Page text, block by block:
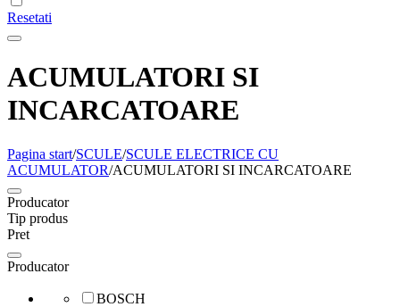
Resetati
ACUMULATORI SI
INCARCATOARE
Pagina start/SCULE/SCULE ELECTRICE CU
ACUMULATOR/ACUMULATORI SI INCARCATOARE
Producator
Tip produs
Pret
Producator
BOSCH